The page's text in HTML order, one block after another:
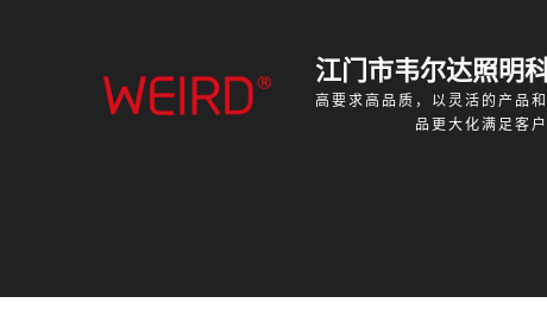
江门市韦尔达照明
高要求高品质，以灵活的产品
品更大化满足客